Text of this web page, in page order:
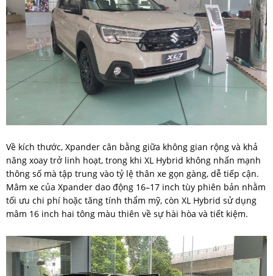
Về kích thước, Xpander cân bằng giữa không gian rộng và khả
năng xoay trở linh hoạt, trong khi XL Hybrid không nhấn mạnh
thông số mà tập trung vào tỷ lệ thân xe gọn gàng, dễ tiếp cận.
Mâm xe của Xpander dao động 16–17 inch tùy phiên bản nhằm
tối ưu chi phí hoặc tăng tính thẩm mỹ, còn XL Hybrid sử dụng
mâm 16 inch hai tông màu thiên về sự hài hòa và tiết kiệm.